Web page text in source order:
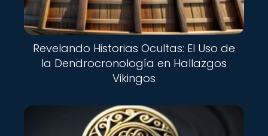
Revelando Historias Ocultas: El Uso de
la Dendrocronología en Hallazgos
Vikingos